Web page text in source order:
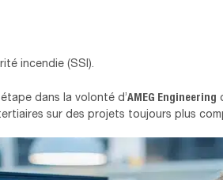
incendie (SSI).
dans la volonté d’AMEG Engineering
sur des projets toujours plus